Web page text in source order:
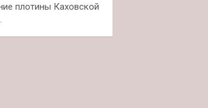
плотины Каховской